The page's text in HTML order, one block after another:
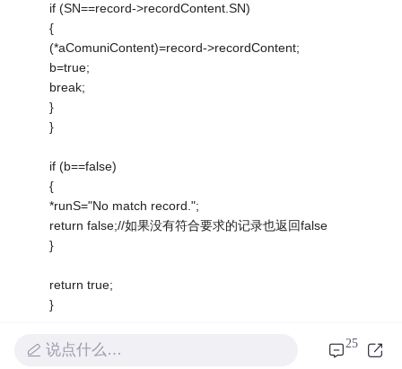
if (SN==record->recordContent.SN)
{
(*aComuniContent)=record->recordContent;
b=true;
break;
}
}
if (b==false)
{
*runS="No match record.";
return false;//如果没有符合要求的记录也返回false
}
return true;
}
bool RecordsManager::deleteARecord//删除一条记
说点什么… 25